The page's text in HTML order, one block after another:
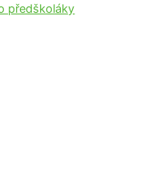
předškoláky